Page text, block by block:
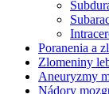
Poranenia a
Zlomeniny
Aneuryzmy
Nádory